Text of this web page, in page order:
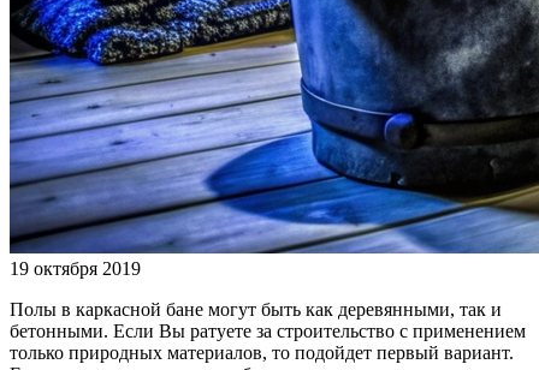
19 октября 2019
Полы в каркасной бане могут быть как деревянными, так и
бетонными. Если Вы ратуете за строительство с применением
только природных материалов, то подойдет первый вариант.